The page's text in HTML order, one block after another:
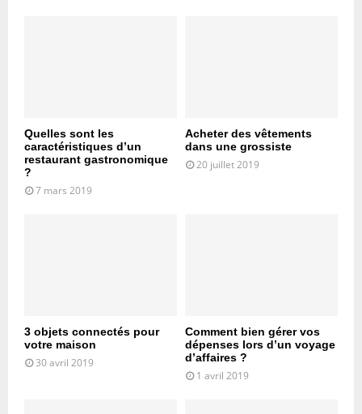
Quelles sont les
caractéristiques d’un
restaurant gastronomique
?
7 mars 2019
Acheter des vêtements
dans une grossiste
20 juillet 2019
3 objets connectés pour
votre maison
30 avril 2019
Comment bien gérer vos
dépenses lors d’un voyage
d’affaires ?
1 avril 2019